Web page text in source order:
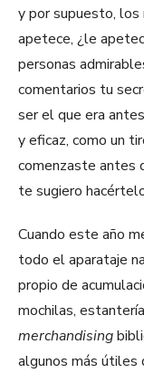
y por supuesto, los
apetece, ¿le
personas
comentarios tu
ser el que era
y eficaz, como un
comenzaste antes
te sugiero
Cuando este año
todo el aparataje
propio de
mochilas,
merchandising
algunos más útiles